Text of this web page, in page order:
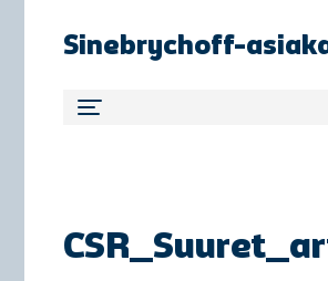
Sinebrychoff-